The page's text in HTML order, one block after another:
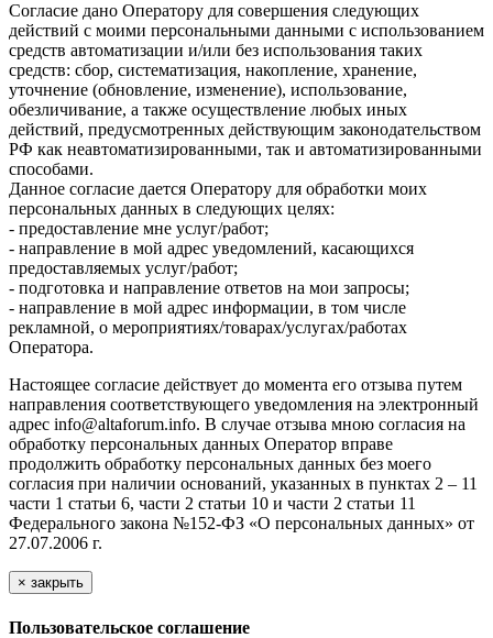
Согласие дано Оператору для совершения следующих
действий с моими персональными данными с использованием
средств автоматизации и/или без использования таких
средств: сбор, систематизация, накопление, хранение,
уточнение (обновление, изменение), использование,
обезличивание, а также осуществление любых иных
действий, предусмотренных действующим законодательством
РФ как неавтоматизированными, так и автоматизированными
способами.
Данное согласие дается Оператору для обработки моих
персональных данных в следующих целях:
- предоставление мне услуг/работ;
- направление в мой адрес уведомлений, касающихся
предоставляемых услуг/работ;
- подготовка и направление ответов на мои запросы;
- направление в мой адрес информации, в том числе
рекламной, о мероприятиях/товарах/услугах/работах
Оператора.
Настоящее согласие действует до момента его отзыва путем
направления соответствующего уведомления на электронный
адрес info@altaforum.info. В случае отзыва мною согласия на
обработку персональных данных Оператор вправе
продолжить обработку персональных данных без моего
согласия при наличии оснований, указанных в пунктах 2 – 11
части 1 статьи 6, части 2 статьи 10 и части 2 статьи 11
Федерального закона №152-ФЗ «О персональных данных» от
27.07.2006 г.
× закрыть
Пользовательское соглашение